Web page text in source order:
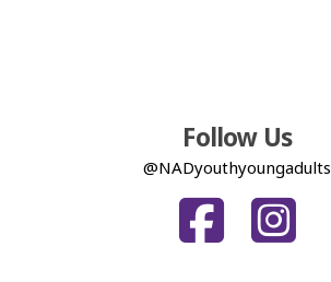
Follow Us
@NADyouthyoungadults